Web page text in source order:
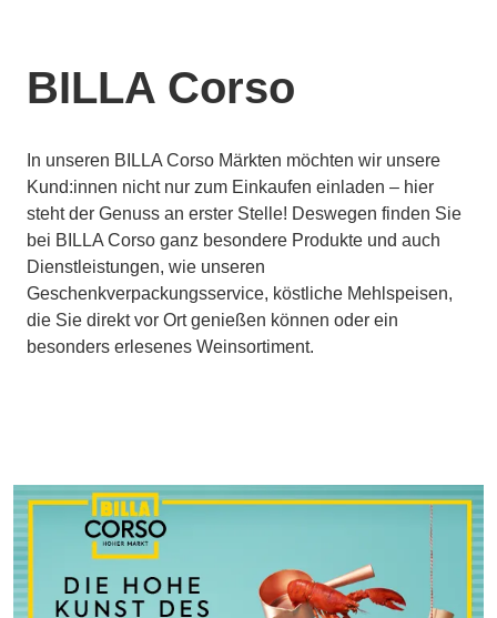
BILLA Corso
In unseren BILLA Corso Märkten möchten wir unsere
Kund:innen nicht nur zum Einkaufen einladen – hier
steht der Genuss an erster Stelle! Deswegen finden Sie
bei BILLA Corso ganz besondere Produkte und auch
Dienstleistungen, wie unseren
Geschenkverpackungsservice, köstliche Mehlspeisen,
die Sie direkt vor Ort genießen können oder ein
besonders erlesenes Weinsortiment.